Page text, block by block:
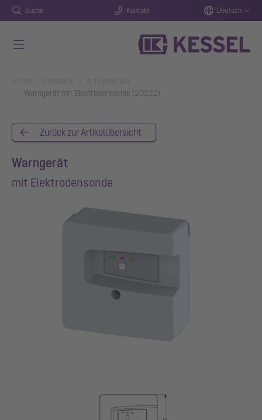
Suche Kontakt Deutsch
Warngerät mit Elektrodensonde (20222)
Zurück zur Artikelübersicht
Warngerät
mit Elektrodensonde